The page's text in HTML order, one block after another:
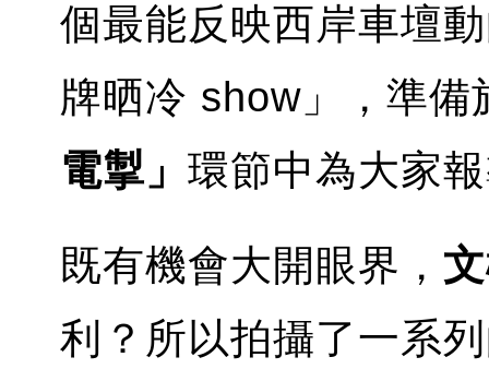
個最能反映西岸車壇
牌晒冷 show」，準
電掣」 環節中為大家
既有機會大開眼界，
利？所以拍攝了一系